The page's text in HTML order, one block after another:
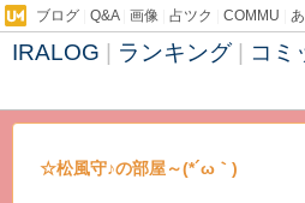
ブログ Q&A| 画像 占ツク COMMU
IRALOG ランキング コミ
☆松風守♪の部屋～(*´ω｀)